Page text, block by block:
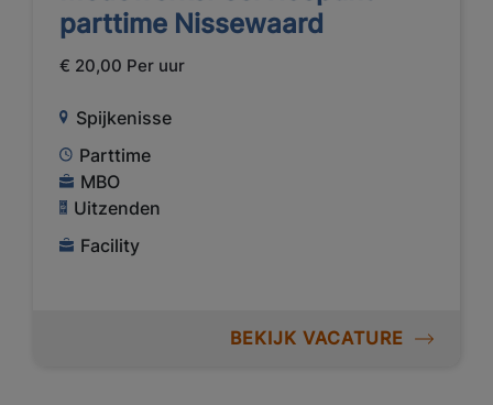
parttime Nissewaard
€ 20,00 Per uur
Spijkenisse
Parttime
MBO
Uitzenden
Facility
BEKIJK VACATURE